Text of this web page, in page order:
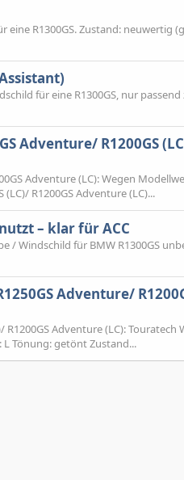
R1300GS. Zustand: neuwertig
für eine R1300GS, nur passend
Adventure/ R1200GS
Adventure (LC): Wegen
R1200GS Adventure (LC)...
– klar für ACC
/ Windschild für BMW R1300GS
Adventure/
R1200GS Adventure (LC):
L Tönung: getönt Zustand...